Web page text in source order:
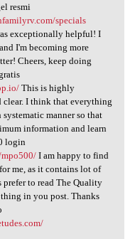
resmi
specials
exceptionally helpful! I
I'm becoming more
Cheers, keep doing
This is highly
clear. I think that everything
systematic manner so that
information and learn
login
I am happy to find
me, as it contains lot of
to read The Quality
in you post. Thanks